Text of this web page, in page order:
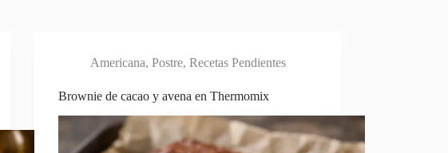
Americana,Postre,Recetas Pendientes
Brownie de cacao y avena en Thermomix